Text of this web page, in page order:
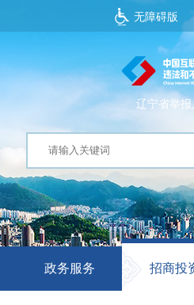
无障碍版
辽宁省举报
政务服务 招商投